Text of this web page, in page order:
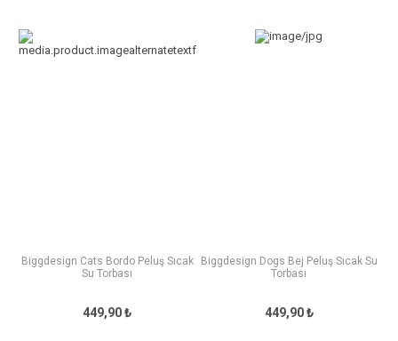
Biggdesign Cats Bordo Peluş Sıcak
Su Torbası
449,90 ₺
Biggdesign Dogs Bej Peluş Sıcak Su
Torbası
449,90 ₺